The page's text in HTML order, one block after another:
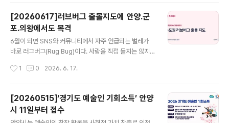
[20260617]러브버그 출몰지도에 안양.군
포.의왕에서도 목격
6월이 되면 SNS와 커뮤니티에서 자주 언급되는 벌레가
바로 러그버그(Rug Bug)이다. 사람을 직접 물지는 않지만
들이 검색하고 있다. 2026년에도 6월이 되자 러브버그가
2q2wd1wb.com) 를 보면 안양, 군포, 의왕에서도 러브
버그를 목격되기 시작한것으로 나타났다. 러그버그는 최근
1 0 2026. 6. 17.
[20260515]‘경기도 예술인 기회소득’ 안양
시 11일부터 접수